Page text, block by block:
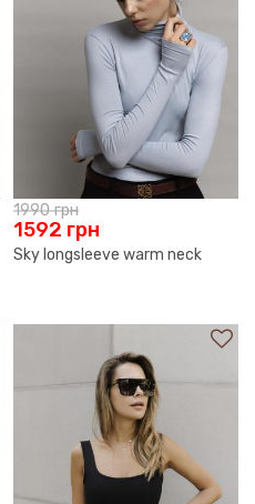
1990грн
1592 грн
Sky longsleeve warm neck